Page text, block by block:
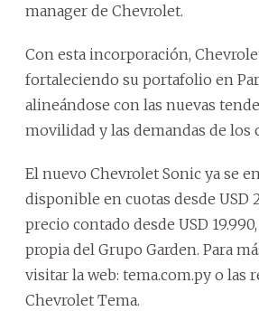
manager de Chevrolet.
Con esta incorporación,
fortaleciendo su portafolio en
alineándose con las nuevas
movilidad y las demandas de los
El nuevo Chevrolet Sonic ya se
disponible en cuotas desde USD
precio contado desde USD
propia del Grupo Garden. Para
visitar la web: tema.com.py o las
Chevrolet Tema.